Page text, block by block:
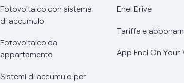
Fotovoltaico con sistema
di accumulo
Fotovoltaico da
appartamento
Sistemi di accumulo per
Enel Drive
Tariffe e
App Enel On Your